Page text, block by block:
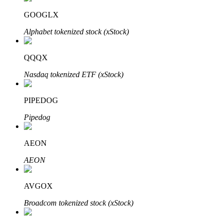
Блокировки BTR
Сервис заимствований, обеспеченных криптовалютой
GOOGLX
Alphabet tokenized stock (xStock)
QQQX
Nasdaq tokenized ETF (xStock)
PIPEDOG
Pipedog
AEON
AEON
AVGOX
Broadcom tokenized stock (xStock)